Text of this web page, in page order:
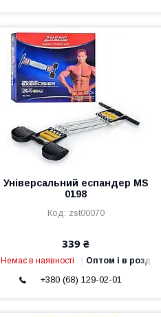
Універсальний еспандер MS
0198
zst00070
339 ₴
Немає в наявності Оптом і в роздріб
+380 (68) 129-02-01